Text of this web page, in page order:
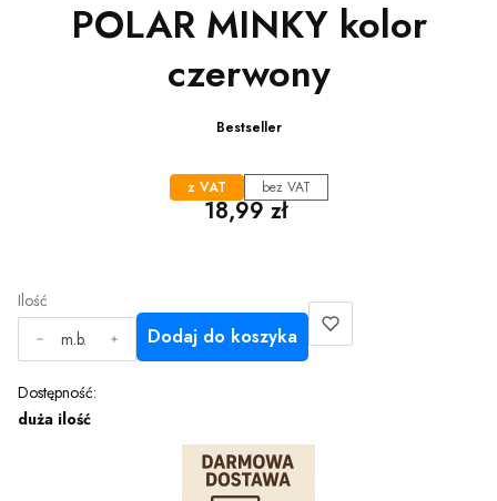
POLAR MINKY kolor
czerwony
Bestseller
z VAT bez VAT
Cena
18,99 zł
Ilość
m.b.
Dodaj do koszyka
Dostępność:
duża ilość